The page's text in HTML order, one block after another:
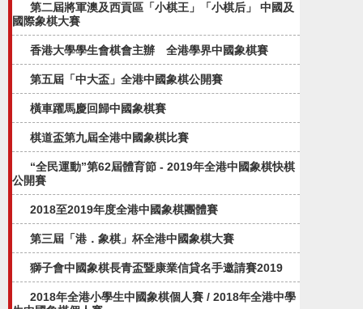
第二屆將軍澳及西貢區「小棋王」「小棋后」 中國及
國際象棋大賽
香港大學學生會棋會主辦 全港學界中國象棋賽
第五屆「中大盃」全港中國象棋公開賽​
橫車躍馬慶回歸中國象棋賽
棋道盃第九屆全港中國象棋比賽
“全民運動”第62屆體育節 - 2019年全港中國象棋快棋
公開賽
2018至2019年度全港中國象棋團體賽
第三屆「港．象棋」杯全港中國象棋大賽
獅子會中國象棋長青盃暨康業信貸名手邀請賽2019
2018年全港小學生中國象棋個人賽 / 2018年全港中學